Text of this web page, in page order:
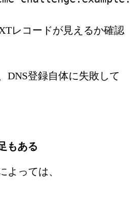
レコードが見えるか確認
DNS登録自体に失敗して
もある
よっては、